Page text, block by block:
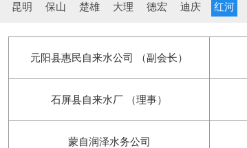
昆明 保山 楚雄 大理 德宏 迪庆 红河
元阳县惠民自来水公司 （副会长）
石屏县自来水厂 （理事）
蒙自润泽水务公司